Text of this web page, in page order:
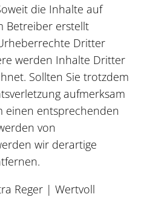
die Inhalte auf
Betreiber erstellt
Dritter
werden Inhalte Dritter
Sollten Sie trotzdem
aufmerksam
einen entsprechenden
von
wir derartige
Reger | Wertvoll